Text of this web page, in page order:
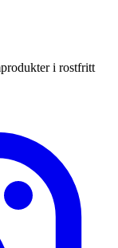
i rostfritt